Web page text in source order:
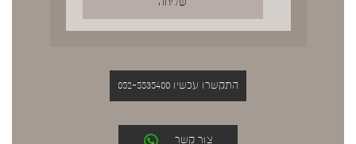
התקשרו עכשיו 052-5535400
צור קשר